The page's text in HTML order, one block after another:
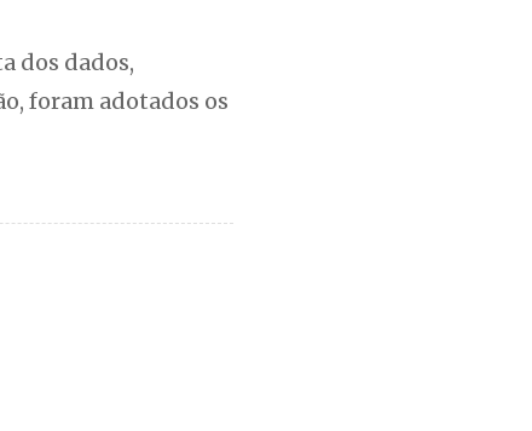
dos dados,
foram adotados os